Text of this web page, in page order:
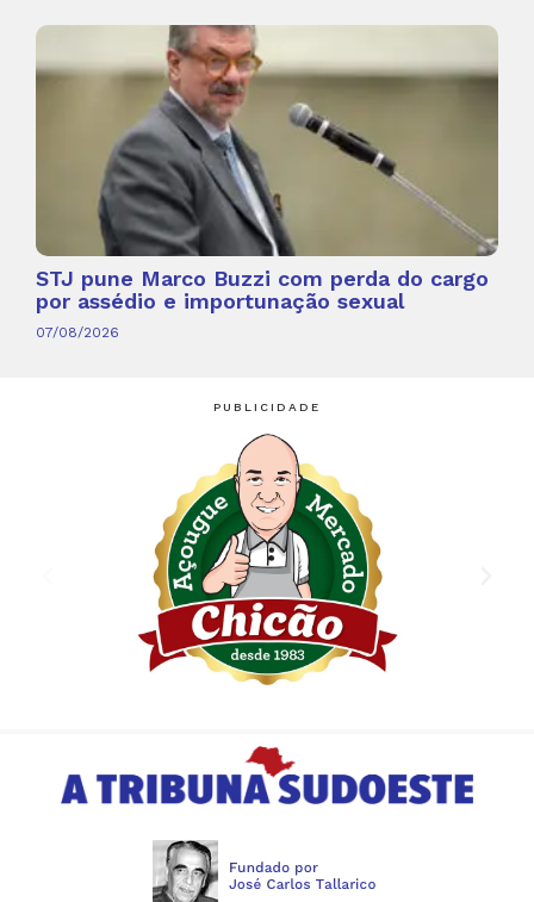
STJ pune Marco Buzzi com perda do cargo
por assédio e importunação sexual
07/08/2026
PUBLICIDADE